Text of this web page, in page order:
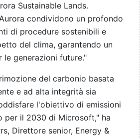
Sustainable Lands.
condividono un profondo
di procedure sostenibili e
del clima, garantendo un
le generazioni future."
del carbonio basata
e ad alta integrità sia
l'obiettivo di emissioni
per il 2030 di Microsoft," ha
Direttore senior, Energy &